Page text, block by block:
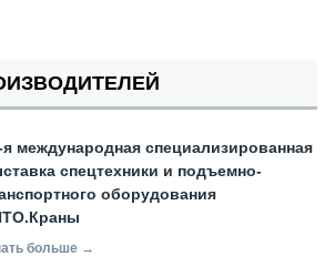
я международная специализированная
спецтехники и подъемно-
оборудования
больше →